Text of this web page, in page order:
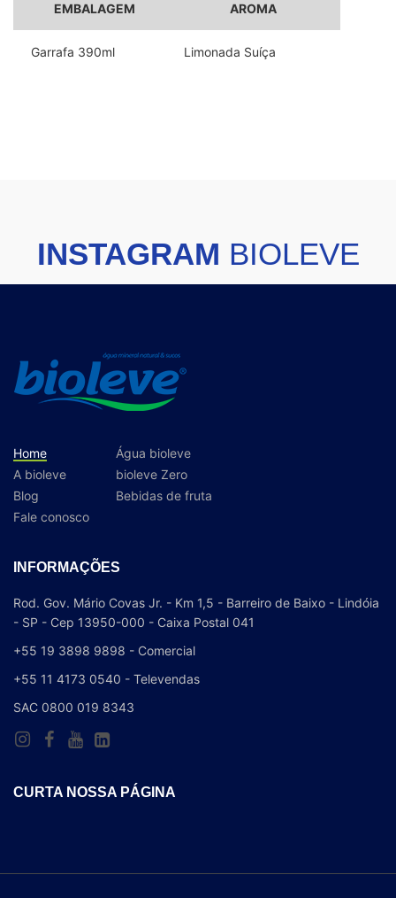
EMBALAGEM AROMA
Garrafa 390ml Limonada Suíça
INSTAGRAM BIOLEVE
Home
A bioleve
Blog
Fale conosco
Água bioleve
bioleve Zero
Bebidas de fruta
INFORMAÇÕES
Rod. Gov. Mário Covas Jr. - Km 1,5 - Barreiro de Baixo - Lindóia
- SP - Cep 13950-000 - Caixa Postal 041
+55 19 3898 9898 - Comercial
+55 11 4173 0540 - Televendas
SAC 0800 019 8343
CURTA NOSSA PÁGINA